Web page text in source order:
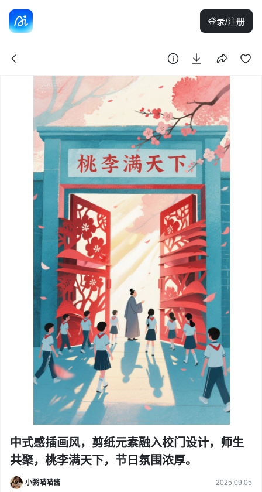
登录/注册
中式感插画风，剪纸元素融入校门设计，师生
共聚，桃李满天下，节日氛围浓厚。
小粥喵喵酱 2025.09.05